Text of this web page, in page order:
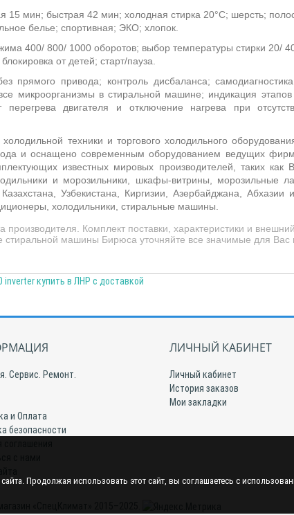
15 мин; быстрая 42 мин; холодная стирка 20°С; шерсть;
белье; спортивная; ЭКО; хлопок.
400/ 800/ 1000 оборотов; выбор температуры стирки 20/
от детей; старт/пауза.
прямого привода; контроль дисбаланса;
микроорганизмы в стиральной машине; индикация
двигателя и отключение нагрева при
техники и торгового холодильного
и оснащено современным оборудованием ведущих
известных мировых производителей, таких как
и морозильники, шкафы-витрины, морозильные
Узбекистана, Киргизии, Азербайджана,
холодильники, стиральные машины.
Комплект поставки, характеристики и
стиральной машины Бирюса уточняйте все значимые для
купить в ЛНР с доставкой
Сервис. Ремонт.
и Оплата
безопасности
ЛИЧНЫЙ КАБИНЕТ
Личный кабинет
История заказов
Мои закладки
Продолжая использовать этот сайт, вы соглашаетесь с